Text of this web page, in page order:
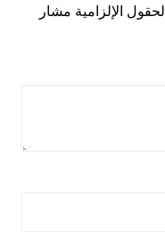
الحقول الإلزامية مشار